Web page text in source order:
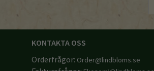
KONTAKTA OSS
Orderfrågor: Order@lindbloms.se